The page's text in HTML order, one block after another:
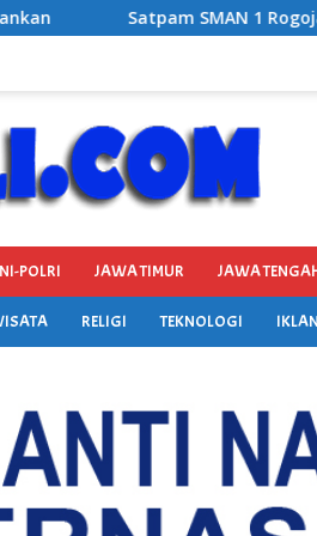
Bantu Amankan Terduga
POLRI JAWA TIMUR JAWA
RELIGI TEKNOLOGI